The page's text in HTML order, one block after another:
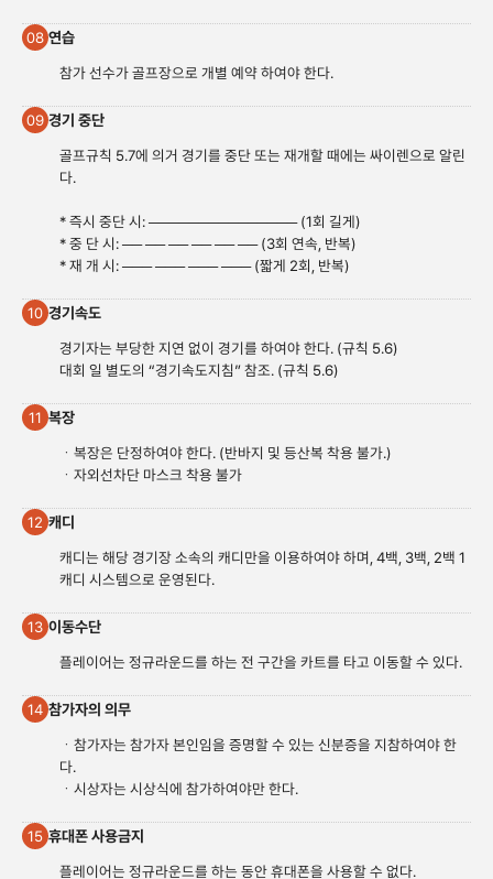
08 연습
참가 선수가 골프장으로 개별 예약 하여야 한다.
09 경기 중단
골프규칙 5.7에 의거 경기를 중단 또는 재개할 때에는 싸이렌으로 알린
다.
* 즉시 중단 시: ─────────────── (1회 길게)
* 중 단 시: ── ── ── ── ── ── (3회 연속, 반복)
* 재 개 시: ─── ─── ─── ─── (짧게 2회, 반복)
10 경기속도
경기자는 부당한 지연 없이 경기를 하여야 한다. (규칙 5.6)
대회 일 별도의 “경기속도지침” 참조. (규칙 5.6)
11 복장
ㆍ복장은 단정하여야 한다. (반바지 및 등산복 착용 불가.)
ㆍ자외선차단 마스크 착용 불가
12 캐디
캐디는 해당 경기장 소속의 캐디만을 이용하여야 하며, 4백, 3백, 2백 1
캐디 시스템으로 운영된다.
13 이동수단
플레이어는 정규라운드를 하는 전 구간을 카트를 타고 이동할 수 있다.
14 참가자의 의무
ㆍ참가자는 참가자 본인임을 증명할 수 있는 신분증을 지참하여야 한
다.
ㆍ시상자는 시상식에 참가하여야만 한다.
15 휴대폰 사용금지
플레이어는 정규라운드를 하는 동안 휴대폰을 사용할 수 없다.